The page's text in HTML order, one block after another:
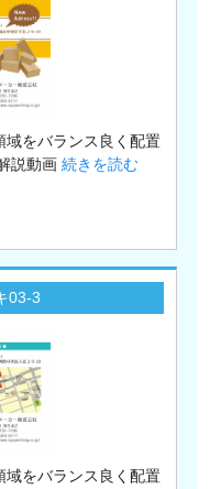
域をバランス良く配置
説動画続きを読む
03-3
域をバランス良く配置